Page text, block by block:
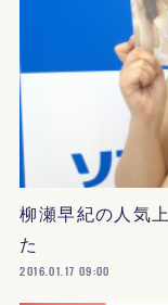
柳瀬早紀の人気
た
2016.01.17 09:00